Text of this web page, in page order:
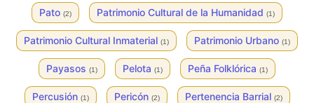
Pato (2) Patrimonio Cultural de la Humanidad (1)
Patrimonio Cultural Inmaterial (1) Patrimonio Urbano (1)
Payasos (1) Pelota (1) Peña Folklórica (1)
Percusión (1) Pericón (2) Pertenencia Barrial (2)